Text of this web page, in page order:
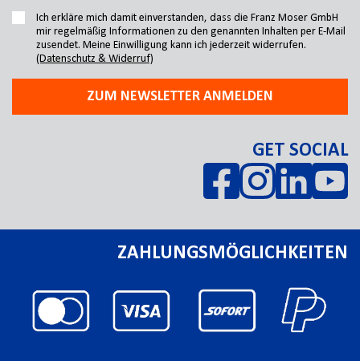
Ich erkläre mich damit einverstanden, dass die Franz Moser GmbH
mir regelmäßig Informationen zu den genannten Inhalten per E-Mail
zusendet. Meine Einwilligung kann ich jederzeit widerrufen.
(Datenschutz & Widerruf)
ZUM NEWSLETTER ANMELDEN
GET SOCIAL
ZAHLUNGSMÖGLICHKEITEN